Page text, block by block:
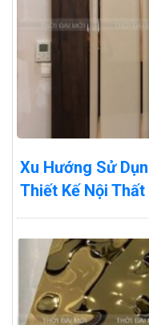
Xu Hướng Sử
Thiết Kế Nội Thất